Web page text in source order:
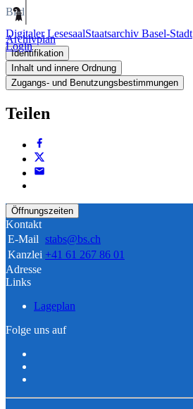
Digitaler LesesaalStaatsarchiv Basel-Stadt
Login
Bild
Archivplan
Identifikation
Inhalt und innere Ordnung
Zugangs- und Benutzungsbestimmungen
Teilen
Öffnungszeiten
Kontakt
E-Mail stabs@bs.ch
Kanzlei +41 61 267 86 01
Adresse
Links
Lageplan
Folge uns auf